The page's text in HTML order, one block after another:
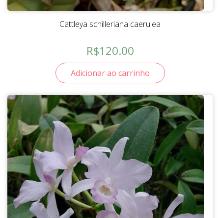
Cattleya schilleriana caerulea
R$120.00
Adicionar ao carrinho